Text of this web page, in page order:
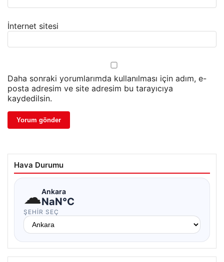
İnternet sitesi
Daha sonraki yorumlarımda kullanılması için adım, e-
posta adresim ve site adresim bu tarayıcıya
kaydedilsin.
Hava Durumu
☁Ankara
NaN°C
ŞEHIR SEÇ